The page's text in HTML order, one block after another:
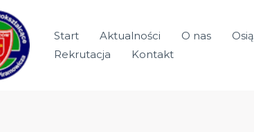
Start Aktualności O nas
Rekrutacja
Kontakt